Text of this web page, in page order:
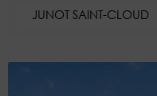
JUNOT SAINT-CLOUD